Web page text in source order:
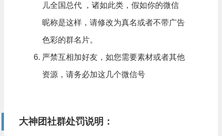
儿全国总代 ，诸如此类，假如你的微信
昵称是这样，请修改为真名或者不带广告
色彩的群名片。
严禁互相加好友，如您需要素材或者其他
资源， 请务必加这几个微信号
大神团社群处罚说明：